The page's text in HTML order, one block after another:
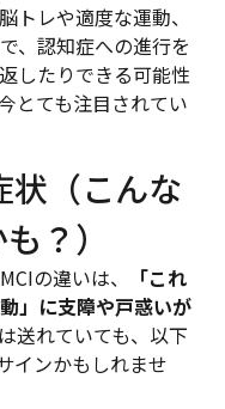
トレや適度な運動、
、認知症への進行を
したりできる可能性
とても注目されてい
状（こんな
？）
の違いは、
「これ
」に支障や戸惑いが
送れていても、以下
インかもしれませ